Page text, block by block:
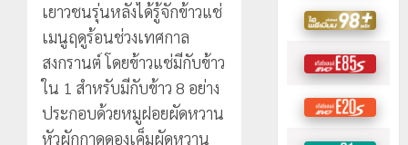
เยาวชนรุ่นหลังได้รู้จักข้าวแช่
เมนูฤดูร้อนช่วงเทศกาล
สงกรานต์ โดยข้าวแช่มีกับข้าว
ใน 1 สำหรับมีกับข้าว 8 อย่าง
ประกอบด้วยหมูฝอยผัดหวาน
หัวผักกาดดองเค็มผัดหวาน